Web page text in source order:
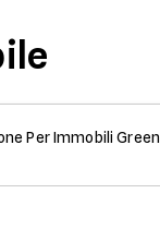
Per Immobili Green